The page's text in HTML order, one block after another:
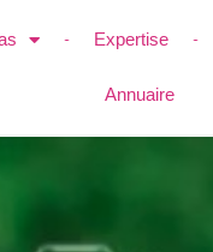
Expertise
Annuaire